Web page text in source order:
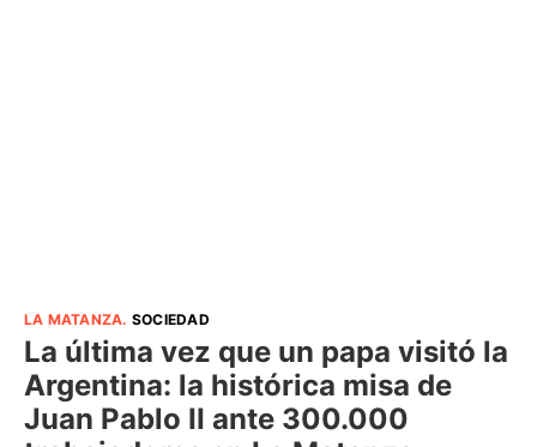
LA MATANZA. SOCIEDAD
La última vez que un papa visitó la
Argentina: la histórica misa de
Juan Pablo II ante 300.000